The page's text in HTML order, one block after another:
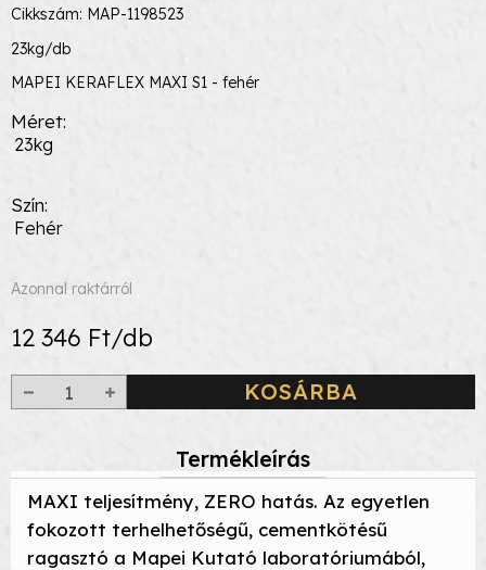
Cikkszám: MAP-1198523
23kg/db
MAPEI KERAFLEX MAXI S1 - fehér
Méret
23kg
Szín
Fehér
Azonnal raktárról
12 346 Ft/db
KOSÁRBA
Termékleírás
MAXI teljesítmény, ZERO hatás. Az egyetlen
fokozott terhelhetőségű, cementkötésű
ragasztó a Mapei Kutató laboratóriumából,